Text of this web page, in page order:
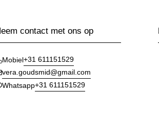
contact met ons op
Mobiel+31 611151529
vera.goudsmid@gmail.com
Whatsapp+31 611151529